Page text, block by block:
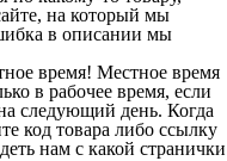
на который мы
в описании мы
время! Местное время
в рабочее время, если
следующий день. Когда
код товара либо ссылку
нам с какой странички